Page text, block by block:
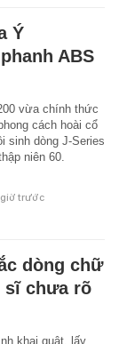
Ý
ABS
vừa chính thức
cách hoài cổ
sinh dòng J-Series
niên 60.
trước
dòng chữ
sĩ chưa rõ
khai quật, lấy